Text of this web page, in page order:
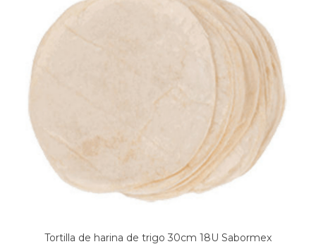
Tortilla de harina de trigo 30cm 18U Sabormex